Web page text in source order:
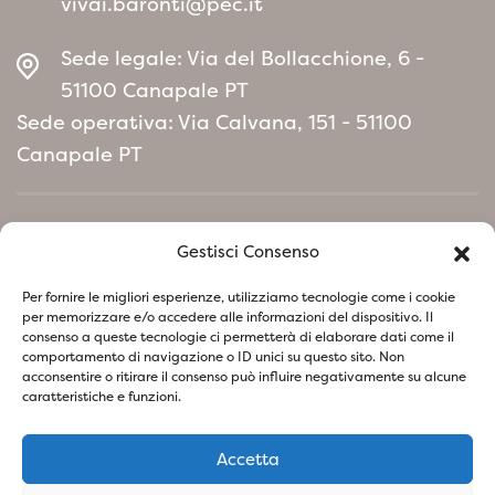
Gestisci Consenso
Per fornire le migliori esperienze, utilizziamo tecnologie come i cookie
per memorizzare e/o accedere alle informazioni del dispositivo. Il
consenso a queste tecnologie ci permetterà di elaborare dati come il
comportamento di navigazione o ID unici su questo sito. Non
acconsentire o ritirare il consenso può influire negativamente su alcune
caratteristiche e funzioni.
Accetta
Questa varietà di cipresso di Leyland è ideale
per chi desidera una pianta sempreverde che
offra un colore vivace durante tutto l’anno,
unita alla capacità di formare rapidamente
viali, bordure, siepi formali e per chi cerca una
pianta resistente, di facile manutenzione e
con un alto valore ornamentale.
Sede legale: Via del Bollacchione, 6 -
51100 Canapale PT
Sede operativa: Via Calvana, 151 - 51100
Canapale PT
Home
Seguici su i nostri social